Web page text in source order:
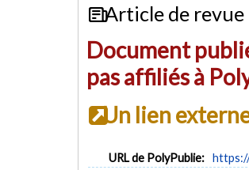
Article de revue
Document
pas affiliés à
Un lien
URL de PolyPublie: